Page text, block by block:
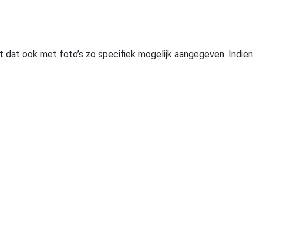
ook met foto’s zo specifiek mogelijk aangegeven. Indien